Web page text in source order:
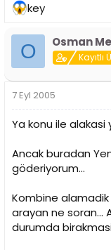
key
O Osman
Kayıtlı
7 Eyl 2005
Ya konu ile alakasi
Ancak buradan
göderiyorum...
Kombine alamadik
arayan ne soran...
durumda